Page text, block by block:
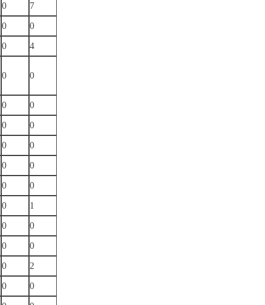
0
7
0 0
0
4
0 0
0
0
0
0
0
0
0
0
0
0
0
1
0
0
0 0
0
2
0
0